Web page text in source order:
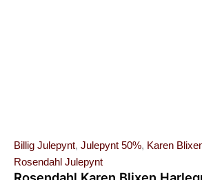
Billig Julepynt, Julepynt 50%, Karen
Rosendahl Julepynt